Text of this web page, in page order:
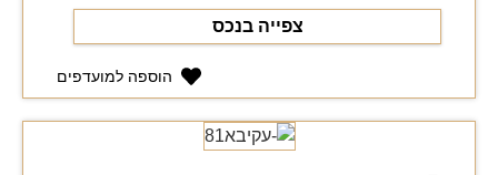
צפייה בנכס
הוספה למועדפים